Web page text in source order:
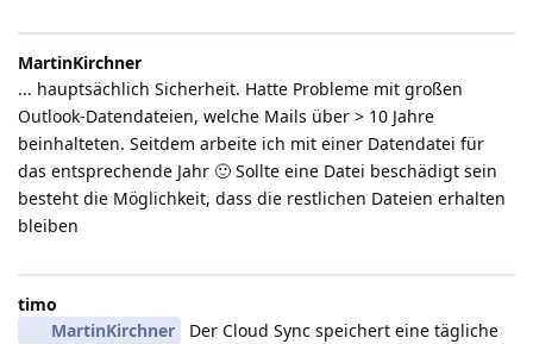
MartinKirchner
... hauptsächlich Sicherheit. Hatte Probleme mit großen
Outlook-Datendateien, welche Mails über > 10 Jahre
beinhalteten. Seitdem arbeite ich mit einer Datendatei für
das entsprechende Jahr 🙂 Sollte eine Datei beschädigt sein
besteht die Möglichkeit, dass die restlichen Dateien erhalten
bleiben
timo
MartinKirchner
Der Cloud Sync speichert eine tägliche